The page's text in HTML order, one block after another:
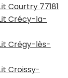
Courtry 77181
Crécy-la-
Crégy-lès-
Croissy-